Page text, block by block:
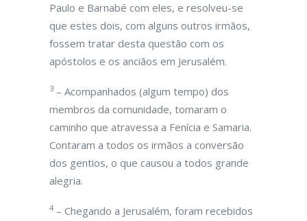
Paulo e Barnabé com eles, e resolveu-se
que estes dois, com alguns outros irmãos,
fossem tratar desta questão com os
apóstolos e os anciãos em Jerusalém.
3 – Acompanhados (algum tempo) dos
membros da comunidade, tomaram o
caminho que atravessa a Fenícia e Samaria.
Contaram a todos os irmãos a conversão
dos gentios, o que causou a todos grande
alegria.
4 – Chegando a Jerusalém, foram recebidos